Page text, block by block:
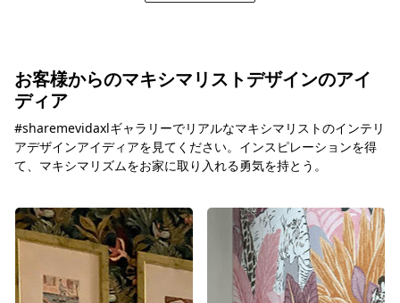
お客様からのマキシマリストデザインのアイ
ディア
#sharemevidaxlギャラリーでリアルなマキシマリストのインテリ
アデザインアイディアを見てください。インスピレーションを得
て、マキシマリズムをお家に取り入れる勇気を持とう。